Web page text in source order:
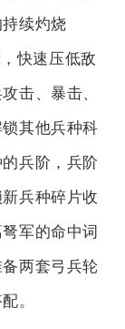
续灼烧
快速压低敌
击、暴击、
其他兵种科
兵阶，兵阶
兵种碎片收
军的命中词
两套弓兵轮
。